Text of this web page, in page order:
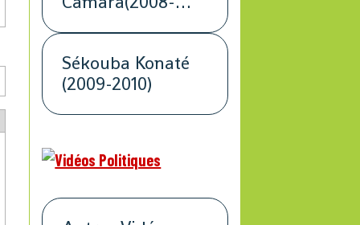
Sékouba Konaté
(2009-2010)